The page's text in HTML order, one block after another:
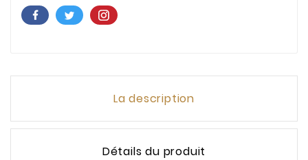
La description
Détails du produit